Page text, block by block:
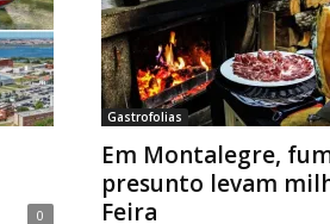
0
Gastrofolias
Em Montalegre,
presunto levam
Feira